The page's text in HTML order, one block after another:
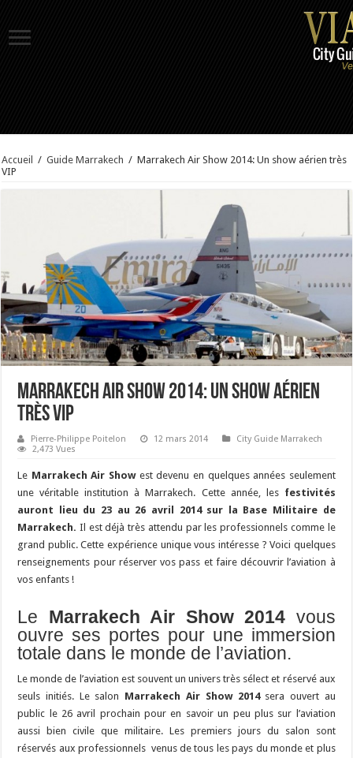
Accueil / Guide Marrakech / Marrakech Air Show 2014: Un show aérien très
VIP
Marrakech Air Show 2014: Un show aérien
très VIP
Pierre-Philippe Poitelon 12 mars 2014
City Guide Marrakech
2,473 Vues
Le Marrakech Air Showest devenu en quelques années seulement
une véritable institution à Marrakech. Cette année, les festivités
auront lieu du 23 au 26 avril 2014 sur la Base Militaire de
Marrakech. Il est déjà très attendu par les professionnels comme le
grand public. Cette expérience unique vous intéresse ? Voici quelques
renseignements pour réserver vos pass et faire découvrir l’aviation à
vos enfants !
Le Marrakech Air Show 2014 vous
ouvre ses portes pour une immersion
totale dans le monde de l’aviation.
Le monde de l’aviation est souvent un univers très sélect et réservé aux
seuls initiés. Le salon Marrakech Air Show 2014sera ouvert au
public le 26 avril prochain pour en savoir un peu plus sur l’aviation
aussi bien civile que militaire. Les premiers jours du salon sont
réservés aux professionnels venus de tous les pays du monde et plus